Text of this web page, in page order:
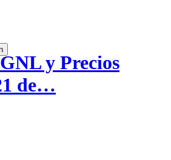
y Precios
de…